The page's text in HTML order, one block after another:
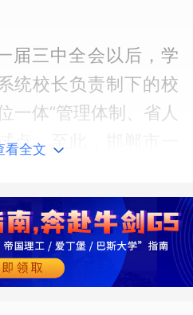
届三中全会以后，学
统校长负责制下的校
一体”管理体制、省人
点，至此，邯郸市一
得到显著改善，教育
办学规模逐年扩大，
市基础教育的龙头学
南小清华”的美誉。七
看全文